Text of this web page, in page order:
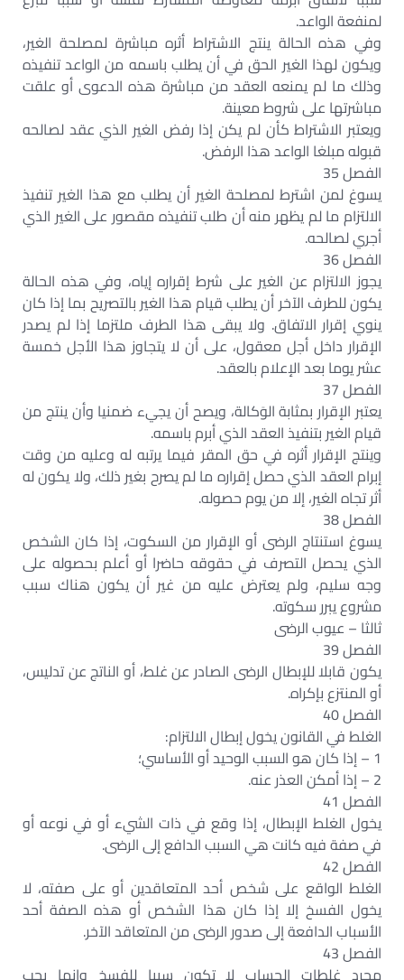
لمنفعة الواعد.
وفي هذه الحالة ينتج الاشتراط أثره مباشرة لمصلحة الغير،
ويكون لهذا الغير الحق في أن يطلب باسمه من الواعد تنفيذه
وذلك ما لم يمنعه العقد من مباشرة هذه الدعوى أو علقت
مباشرتها على شروط معينة.
ويعتبر الاشتراط كأن لم يكن إذا رفض الغير الذي عقد لصالحه
قبوله مبلغا الواعد هذا الرفض.
الفصل 35
يسوغ لمن اشترط لمصلحة الغير أن يطلب مع هذا الغير تنفيذ
الالتزام ما لم يظهر منه أن طلب تنفيذه مقصور على الغير الذي
أجري لصالحه.
الفصل 36
يجوز الالتزام عن الغير على شرط إقراره إياه، وفي هذه الحالة
يكون للطرف الآخر أن يطلب قيام هذا الغير بالتصريح بما إذا كان
ينوي إقرار الاتفاق. ولا يبقى هذا الطرف ملتزما إذا لم يصدر
الإقرار داخل أجل معقول، على أن لا يتجاوز هذا الأجل خمسة
عشر يوما بعد الإعلام بالعقد.
الفصل 37
يعتبر الإقرار بمثابة الوَكالة، ويصح أن يجيء ضمنيا وأن ينتج من
قيام الغير بتنفيذ العقد الذي أبرم باسمه.
وينتج الإقرار أثره في حق المقر فيما يرتبه له وعليه من وقت
إبرام العقد الذي حصل إقراره ما لم يصرح بغير ذلك، ولا يكون له
أثر تجاه الغير، إلا من يوم حصوله.
الفصل 38
يسوغ استنتاج الرضى أو الإقرار من السكوت، إذا كان الشخص
الذي يحصل التصرف في حقوقه حاضرا أو أعلم بحصوله على
وجه سليم، ولم يعترض عليه من غير أن يكون هناك سبب
مشروع يبرر سكوته.
ثالثا – عيوب الرضى
الفصل 39
يكون قابلا للإبطال الرضى الصادر عن غلط، أو الناتج عن تدليس،
أو المنتزع بإكراه.
الفصل 40
الغلط في القانون يخول إبطال الالتزام:
1 – إذا كان هو السبب الوحيد أو الأساسي؛
2 – إذا أمكن العذر عنه.
الفصل 41
يخول الغلط الإبطال، إذا وقع في ذات الشيء أو في نوعه أو
في صفة فيه كانت هي السبب الدافع إلى الرضى.
الفصل 42
الغلط الواقع على شخص أحد المتعاقدين أو على صفته، لا
يخول الفسخ إلا إذا كان هذا الشخص أو هذه الصفة أحد
الأسباب الدافعة إلى صدور الرضى من المتعاقد الآخر.
الفصل 43
مجرد غلطات الحساب لا تكون سببا للفسخ وإنما يجب